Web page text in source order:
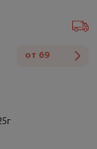
от 69